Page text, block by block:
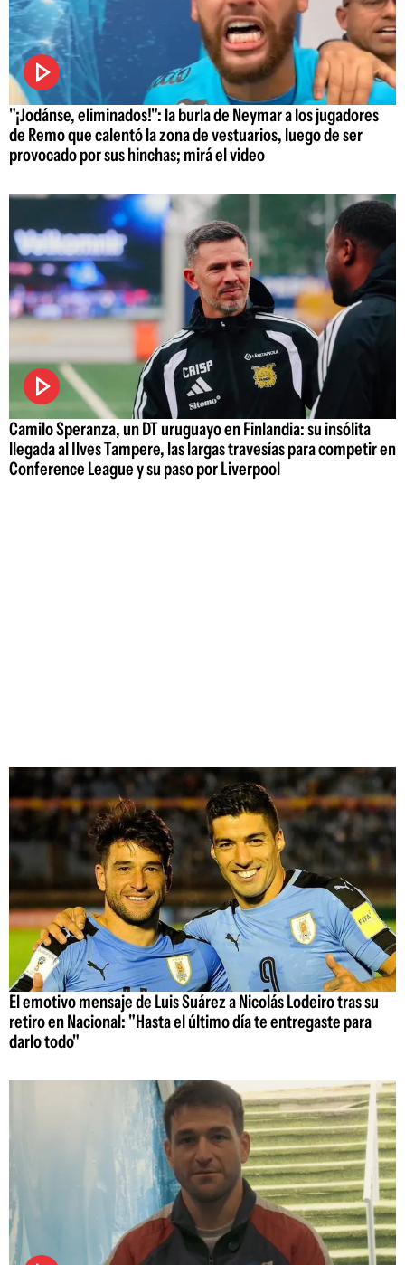
"¡Jodánse, eliminados!": la burla de Neymar a los jugadores
de Remo que calentó la zona de vestuarios, luego de ser
provocado por sus hinchas; mirá el video
Camilo Speranza, un DT uruguayo en Finlandia: su insólita
llegada al Ilves Tampere, las largas travesías para competir en
Conference League y su paso por Liverpool
El emotivo mensaje de Luis Suárez a Nicolás Lodeiro tras su
retiro en Nacional: "Hasta el último día te entregaste para
darlo todo"